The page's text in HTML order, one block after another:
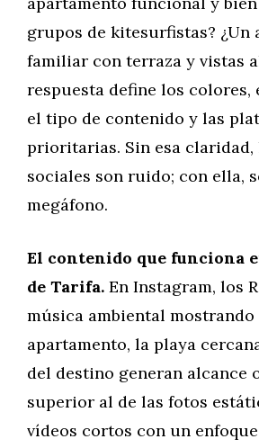
grupos de kitesurfistas? ¿Un
familiar con terraza y vistas
respuesta define los colores,
el tipo de contenido y las
prioritarias. Sin esa claridad,
sociales son ruido; con ella,
megáfono.
El contenido que funciona
de Tarifa. En Instagram, los
música ambiental mostrando
apartamento, la playa
del destino generan alcance
superior al de las fotos
vídeos cortos con un